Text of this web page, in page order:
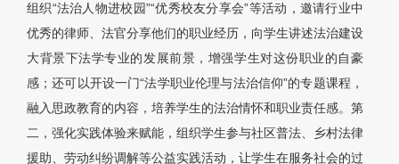
组织“法治人物进校园”“优秀校友分享会”等活动，邀请行业中
优秀的律师、法官分享他们的职业经历，向学生讲述法治建设
大背景下法学专业的发展前景，增强学生对这份职业的自豪
感；还可以开设一门“法学职业伦理与法治信仰”的专题课程，
融入思政教育的内容，培养学生的法治情怀和职业责任感。第
二，强化实践体验来赋能，组织学生参与社区普法、乡村法律
援助、劳动纠纷调解等公益实践活动，让学生在服务社会的过